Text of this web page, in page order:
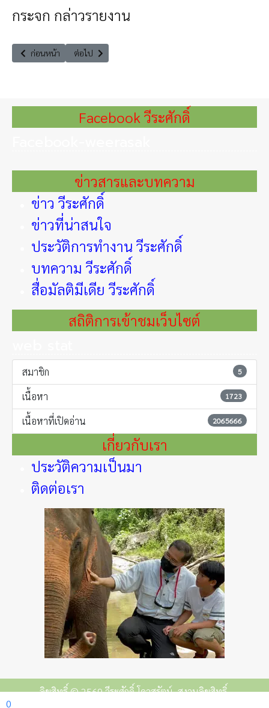
0
กระจก กล่าวรายงาน
เนื้อหาก่อนหน้า: บรรยายพิเศษในพิธีปัจฉิมนิเทศ ของมหาวิทยาลัยนอรท์กรุง
ก่อนหน้า เนื้อหาถัดไป: ประกาศ กกต. เรื่อง จำนวน ส.ส. แบบแบ่งเขต
ต่อไป
Facebook วีระศักดิ์
ข่าวสารและบทความ
ข่าว วีระศักดิ์
ข่าวที่น่าสนใจ
ประวัติการทำงาน วีระศักดิ์
บทความ วีระศักดิ์
สื่อมัลติมีเดีย วีระศักดิ์
สถิติการเข้าชมเว็บไซต์
สมาชิก 5
เนื้อหา 1723
เนื้อหาที่เปิดอ่าน 2065666
เกี่ยวกับเรา
ประวัติความเป็นมา
ติดต่อเรา
ลิขสิทธิ์ © 2569 วีระศักดิ์ โควสุรัตน์. สงวนลิขสิทธิ์.